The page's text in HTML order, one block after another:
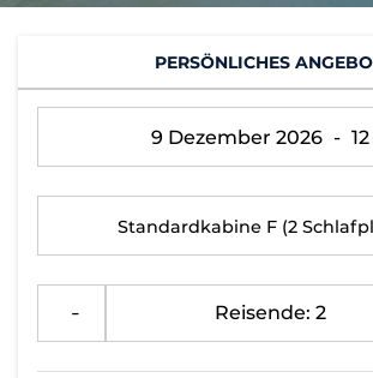
PERSÖNLICHES
9 Dezember 2026 -
Standardkabine F (2
Reisende: 2